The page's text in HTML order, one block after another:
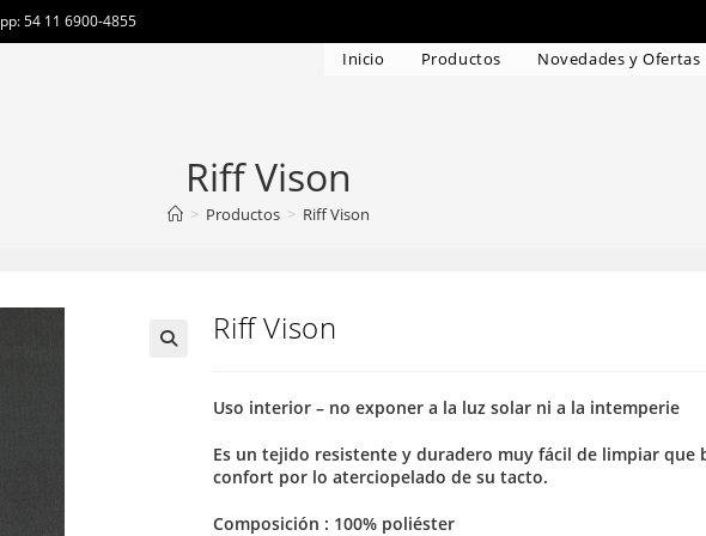
54 11 6900-4855
Inicio Productos Novedades y Ofertas
Riff Vison
> Productos > Riff Vison
Riff Vison
Uso interior – no exponer a la luz solar ni a la intemperie
Es un tejido resistente y duradero muy fácil de limpiar que
confort por lo aterciopelado de su tacto.
Composición : 100% poliéster